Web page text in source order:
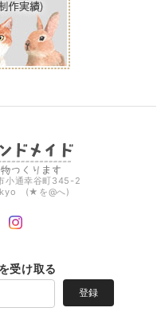
小通幸谷町345-2
(★を@へ)
受け取る
登録